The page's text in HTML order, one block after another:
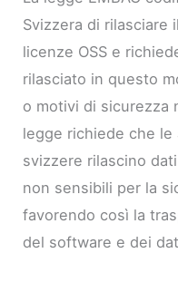
Svizzera di
licenze OSS e
rilasciato in questo
o motivi di sicurezza
legge richiede che
svizzere rilascino
non sensibili per la
favorendo così la
del software e dei